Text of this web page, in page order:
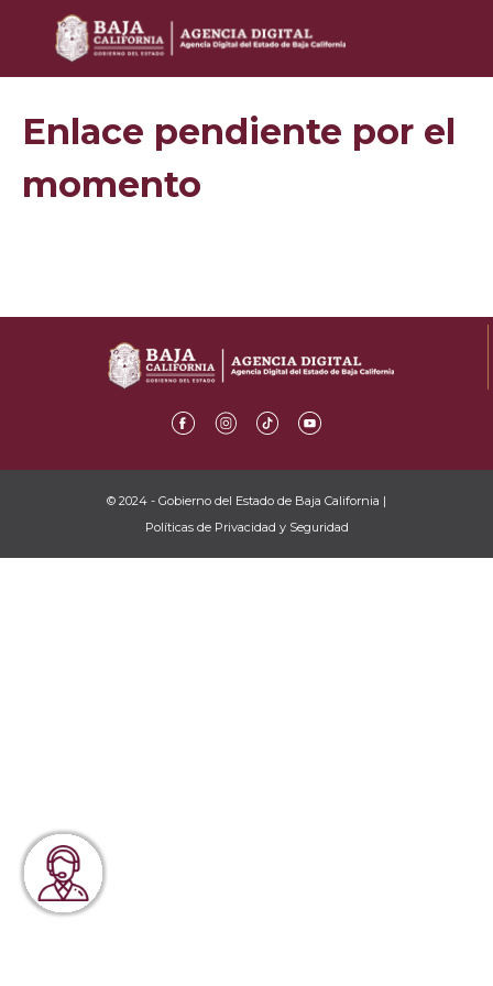
Enlace pendiente por el
momento
© 2024 - Gobierno del Estado de Baja California |
Políticas de Privacidad y Seguridad